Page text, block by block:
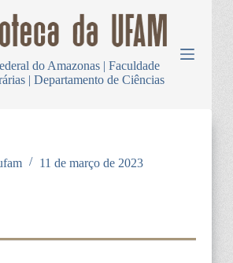
do Amazonas | Faculdade
| Departamento de Ciências
11 de março de 2023